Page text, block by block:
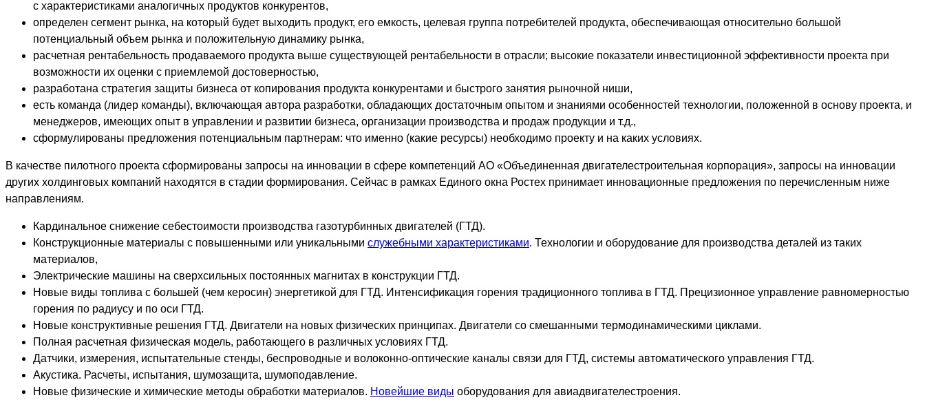
с характеристиками аналогичных продуктов конкурентов,
определен сегмент рынка, на который будет выходить продукт, его емкость, целевая группа потребителей продукта, обеспечивающая относительно большой
потенциальный объем рынка и положительную динамику рынка,
расчетная рентабельность продаваемого продукта выше существующей рентабельности в отрасли; высокие показатели инвестиционной эффективности проекта при
возможности их оценки с приемлемой достоверностью,
разработана стратегия защиты бизнеса от копирования продукта конкурентами и быстрого занятия рыночной ниши,
есть команда (лидер команды), включающая автора разработки, обладающих достаточным опытом и знаниями особенностей технологии, положенной в основу проекта, и
менеджеров, имеющих опыт в управлении и развитии бизнеса, организации производства и продаж продукции и т.д.,
сформулированы предложения потенциальным партнерам: что именно (какие ресурсы) необходимо проекту и на каких условиях.
В качестве пилотного проекта сформированы запросы на инновации в сфере компетенций АО «Объединенная двигателестроительная корпорация», запросы на инновации
других холдинговых компаний находятся в стадии формирования. Сейчас в рамках Единого окна Ростех принимает инновационные предложения по перечисленным ниже
направлениям.
Кардинальное снижение себестоимости производства газотурбинных двигателей (ГТД).
Конструкционные материалы с повышенными или уникальными служебными характеристиками. Технологии и оборудование для производства деталей из таких
материалов,
Электрические машины на сверхсильных постоянных магнитах в конструкции ГТД.
Новые виды топлива с большей (чем керосин) энергетикой для ГТД. Интенсификация горения традиционного топлива в ГТД. Прецизионное управление равномерностью
горения по радиусу и по оси ГТД.
Новые конструктивные решения ГТД. Двигатели на новых физических принципах. Двигатели со смешанными термодинамическими циклами.
Полная расчетная физическая модель, работающего в различных условиях ГТД.
Датчики, измерения, испытательные стенды, беспроводные и волоконно-оптические каналы связи для ГТД, системы автоматического управления ГТД.
Акустика. Расчеты, испытания, шумозащита, шумоподавление.
Новые физические и химические методы обработки материалов. Новейшие виды оборудования для авиадвигателестроения.